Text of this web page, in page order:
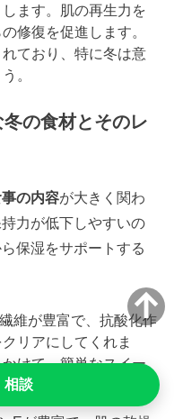
ます。肌の再生力を
修復を促進します。
ており、特に冬は意
。
の食材とそのレ
の内容が大きく関わ
力が低下しやすいの
保湿をサポートする
維が豊富で、抗酸化作
リアにしてくれま
けて、簡単なスイー
スメです。
相談